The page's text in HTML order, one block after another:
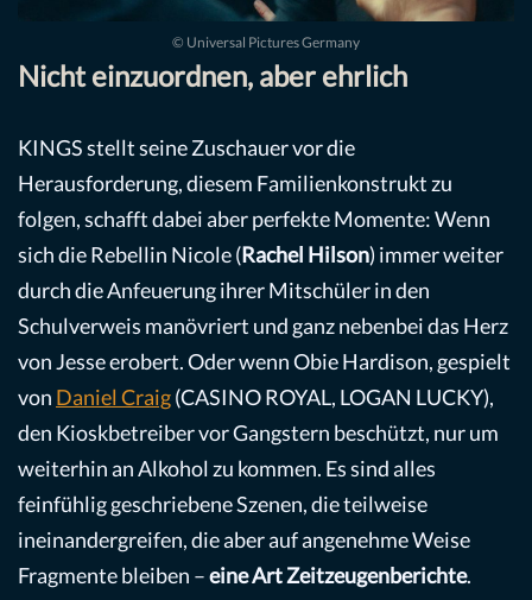
© Universal Pictures Germany
Nicht einzuordnen, aber ehrlich
KINGS stellt seine Zuschauer vor die
Herausforderung, diesem Familienkonstrukt zu
folgen, schafft dabei aber perfekte Momente: Wenn
sich die Rebellin Nicole (Rachel Hilson) immer weiter
durch die Anfeuerung ihrer Mitschüler in den
Schulverweis manövriert und ganz nebenbei das Herz
von Jesse erobert. Oder wenn Obie Hardison, gespielt
von Daniel Craig(CASINO ROYAL, LOGAN LUCKY),
den Kioskbetreiber vor Gangstern beschützt, nur um
weiterhin an Alkohol zu kommen. Es sind alles
feinfühlig geschriebene Szenen, die teilweise
ineinandergreifen, die aber auf angenehme Weise
Fragmente bleiben –eine Art Zeitzeugenberichte.